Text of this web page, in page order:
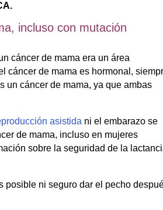
incluso con mutación
cáncer de mama era un área
cáncer de mama es hormonal,
un cáncer de mama, ya que ambas
asistida ni el embarazo se
de mama, incluso en mujeres
sobre la seguridad de la
posible ni seguro dar el pecho